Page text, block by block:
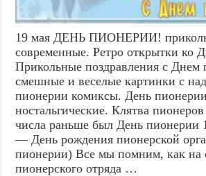
19 мая ДЕНЬ ПИОНЕРИИ!
современные. Ретро открытки ко
Прикольные поздравления с Днем
смешные и веселые картинки с
пионерии комиксы. День
ностальгические. Клятва
числа раньше был День пионерии
— День рождения пионерской
пионерии) Все мы помним, как на
пионерского отряда …